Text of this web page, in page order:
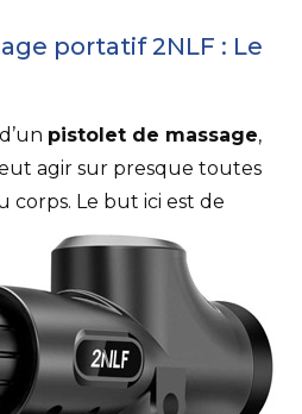
portatif 2NLF : Le
pistolet de massage,
agir sur presque toutes
corps. Le but ici est de